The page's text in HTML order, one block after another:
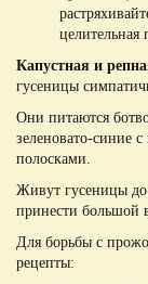
Капустная и
гусеницы
Они питаются
зеленовато-синие
полосками.
Живут гусеницы до
принести большой
Для борьбы с
рецепты: